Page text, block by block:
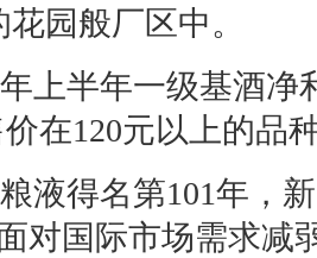
园般厂区中。
年上半年一级基酒净
在120元以上的品
液得名第101年，
对国际市场需求减